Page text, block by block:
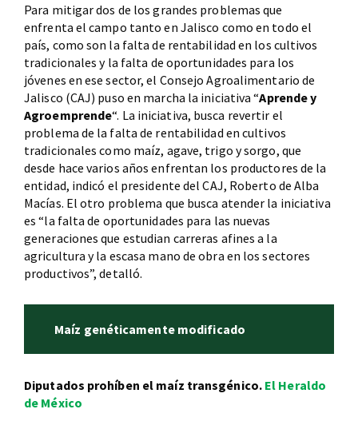
Para mitigar dos de los grandes problemas que
enfrenta el campo tanto en Jalisco como en todo el
país, como son la falta de rentabilidad en los cultivos
tradicionales y la falta de oportunidades para los
jóvenes en ese sector, el Consejo Agroalimentario de
Jalisco (CAJ) puso en marcha la iniciativa “Aprende y
Agroemprende“. La iniciativa, busca revertir el
problema de la falta de rentabilidad en cultivos
tradicionales como maíz, agave, trigo y sorgo, que
desde hace varios años enfrentan los productores de la
entidad, indicó el presidente del CAJ, Roberto de Alba
Macías. El otro problema que busca atender la iniciativa
es “la falta de oportunidades para las nuevas
generaciones que estudian carreras afines a la
agricultura y la escasa mano de obra en los sectores
productivos”, detalló.
Maíz genéticamente modificado
Diputados prohíben el maíz transgénico. El Heraldo
de México